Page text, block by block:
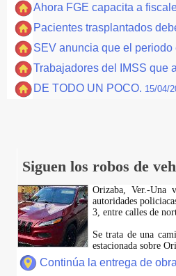
Ahora FGE capacita a
Pacientes trasplantados
SEV anuncia que el
Trabajadores del IMSS que
DE TODO UN POCO. 15/04/
Siguen los robos de
Orizaba, Ver.-Una
autoridades
3, entre calles de
Se trata de una
estacionada sobre
Continúa la entrega de